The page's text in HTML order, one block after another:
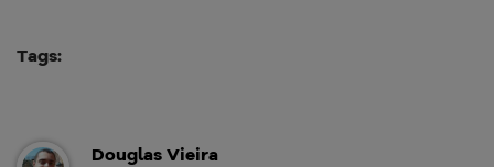
Tags:
Douglas Vieira